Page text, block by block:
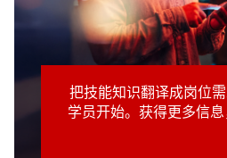
把技能知识翻译成岗位
学员开始。获得更多信